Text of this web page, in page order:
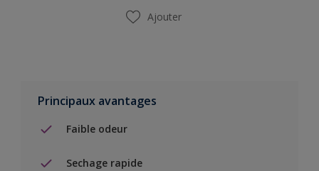
Ajouter
Principaux avantages
Faible odeur
Sechage rapide